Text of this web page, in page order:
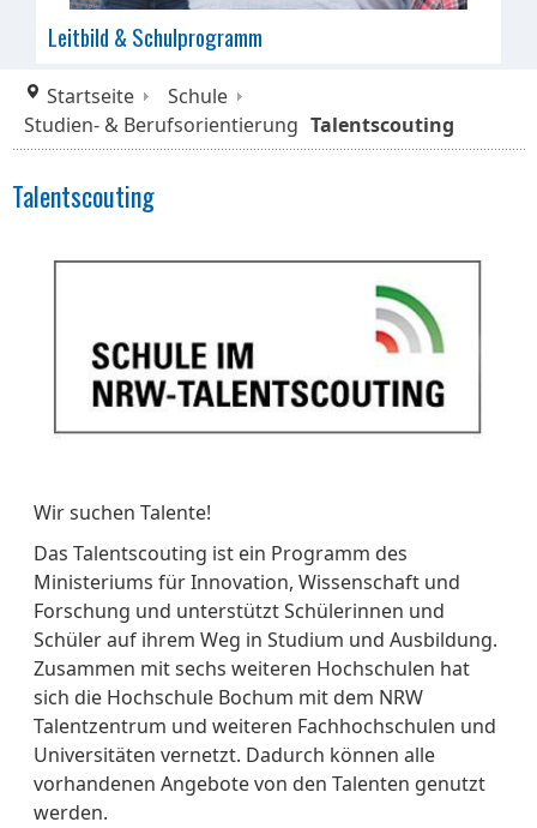
Leitbild & Schulprogramm
Startseite
Schule
Studien- & Berufsorientierung Talentscouting
Talentscouting
Wir suchen Talente!
Das Talentscouting ist ein Programm des
Ministeriums für Innovation, Wissenschaft und
Forschung und unterstützt Schülerinnen und
Schüler auf ihrem Weg in Studium und Ausbildung.
Zusammen mit sechs weiteren Hochschulen hat
sich die Hochschule Bochum mit dem NRW
Talentzentrum und weiteren Fachhochschulen und
Universitäten vernetzt. Dadurch können alle
vorhandenen Angebote von den Talenten genutzt
werden.